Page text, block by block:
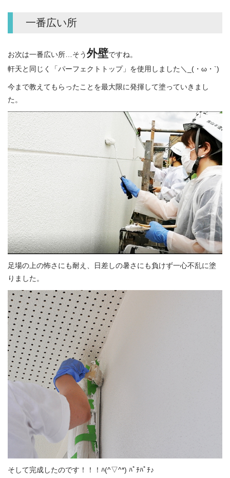
一番広い所
お次は一番広い所…そう外壁ですね。
軒天と同じく「パーフェクトトップ」を使用しました＼_(・ω・`)
今まで教えてもらったことを最大限に発揮して塗っていきまし
た。
足場の上の怖さにも耐え、日差しの暑さにも負けず一心不乱に塗
りました。
そして完成したのです！！！ﾊ(^▽^*) ﾊﾟﾁﾊﾟﾁ♪